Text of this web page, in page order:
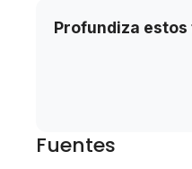
Profundiza
Fuentes